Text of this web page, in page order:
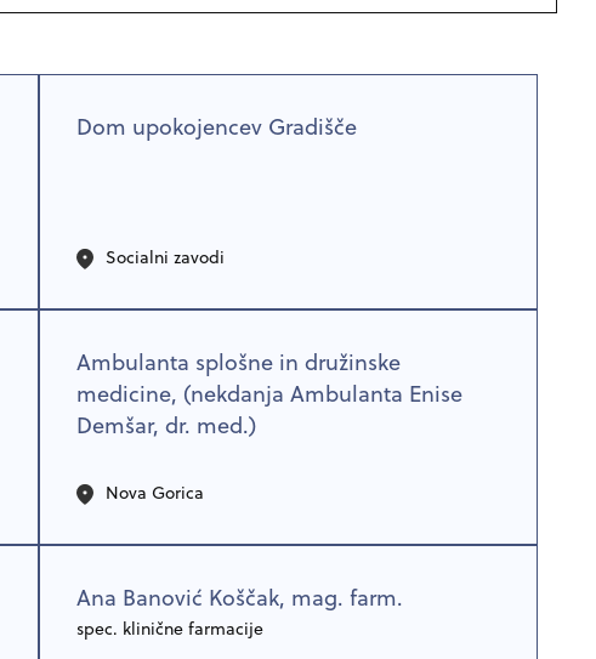
Dom upokojencev Gradišče
Socialni zavodi
Ambulanta splošne in družinske
medicine, (nekdanja Ambulanta Enise
Demšar, dr. med.)
Nova Gorica
Ana Banović Koščak, mag. farm.
spec. klinične farmacije